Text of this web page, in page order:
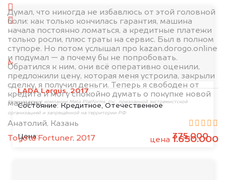
LADA Largus, 2017
Состояние: Кредитное, Отечественное
Цена: 375.000
Думал, что никогда не избавлюсь от этой головной
боли: как только кончилась гарантия, машина
начала постоянно ломаться, а кредитные платежи
только росли, плюс траты на сервис. Был в полном
ступоре. Но потом услышал про kazan.dorogo.online
и подумал — а почему бы не попробовать.
Обратился к ним, они всё оперативно оценили,
предложили цену, которая меня устроила, закрыли
сделку, я получил деньги. Теперь я свободен от
кредита и могу спокойно думать о покупке новой
машины.
Анатолий, Казань
Toyota Fortuner, 2017
цена 1.650.000
салон
2. Отправьте фотографии на номер
+79584983298 по WhatsApp*, в мессенджер
MAXили на электронную почту
info@dorogo.online
*принадлежит компании Meta Platforms, Inc., признанной экстремистской
организацией и запрещённой на территории РФ